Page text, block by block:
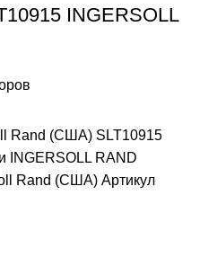
INGERSOLL
Rand (США) SLT10915
INGERSOLL RAND
Rand (США) Артикул